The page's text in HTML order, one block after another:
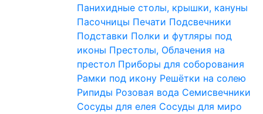
Панихидные столы, крышки, кануны
Пасочницы Печати Подсвечники
Подставки Полки и футляры под
иконы Престолы, Облачения на
престол Приборы для соборования
Рамки под икону Решётки на солею
Рипиды Розовая вода Семисвечники
Сосуды для елея Сосуды для миро